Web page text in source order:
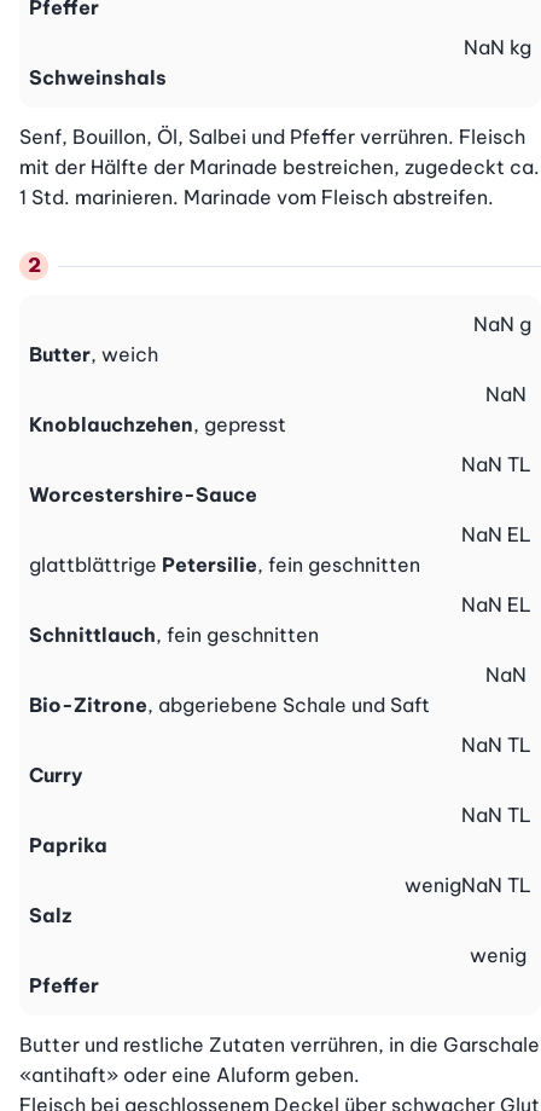
Pfeffer
Schweinshals
NaN kg
Senf, Bouillon, Öl, Salbei und Pfeffer verrühren. Fleisch
mit der Hälfte der Marinade bestreichen, zugedeckt ca.
1 Std. marinieren. Marinade vom Fleisch abstreifen.
Butter, weich
NaN g
Knoblauchzehen, gepresst
NaN
Worcestershire-Sauce
NaN TL
glattblättrige Petersilie, fein geschnitten
NaN EL
Schnittlauch, fein geschnitten
NaN EL
Bio-Zitrone, abgeriebene Schale und Saft
NaN
Curry
NaN TL
Paprika
NaN TL
Salz
wenigNaN TL
Pfeffer
wenig
Butter und restliche Zutaten verrühren, in die Garschale
«antihaft» oder eine Aluform geben.
Fleisch bei geschlossenem Deckel über schwacher Glut